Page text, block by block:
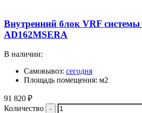
Внутренний блок VRF
AD162MSERA
В наличии:
Самовывоз: сегодня
Площадь помещения: м2
91 820 ₽
Количество